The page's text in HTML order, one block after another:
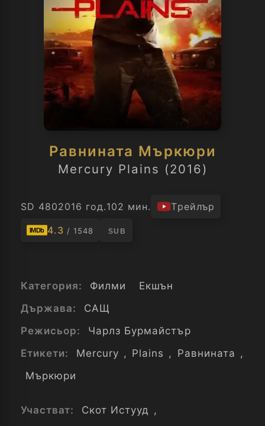
Равнината Мъркюри
Mercury Plains (2016)
SD 4802016 год.102 мин. Трейлър
IMDb 4.3 / 1548 SUB
Категория: Филми
Екшън
Държава:
САЩ
Режисьор:
Чарлз Бурмайстър
Етикети:
Mercury , Plains , Равнината ,
Мъркюри
Участват: Скот Истууд ,